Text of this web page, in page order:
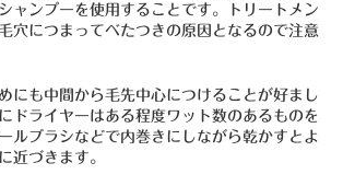
ャンプーを使用することです。トリートメン
穴につまってべたつきの原因となるので注意
にも中間から毛先中心につけることが好まし
ドライヤーはある程度ワット数のあるものを
ルブラシなどで内巻きにしながら乾かすとよ
近づきます。